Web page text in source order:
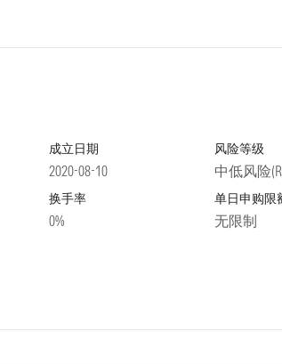
成立日期
2020-08-10
风险等级
中低风险
换手率
0%
单日申购限
无限制